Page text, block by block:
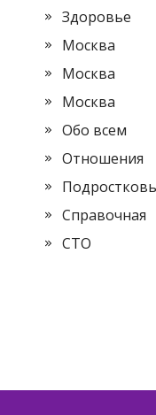
Здоровье
Москва
Москва
Москва
Обо всем
Отношения
Справочная
СТО